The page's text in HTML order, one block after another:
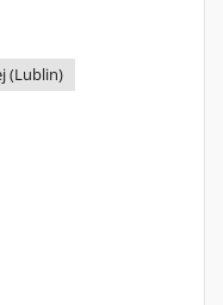
(Lublin)